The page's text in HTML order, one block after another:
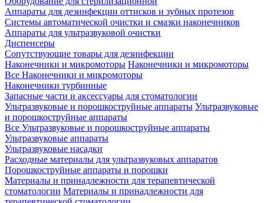
Аппараты для дезинфекции оттисков и зубных протезов
Системы автоматической очистки и смазки наконечников
Аппараты для ультразвуковой очистки
Диспенсеры
Сопутствующие товары для дезинфекции
Наконечники и микромоторы Наконечники и микромоторы
Все Наконечники и микромоторы
Наконечники турбинные
Запасные части и аксессуары для стоматологии
Ультразвуковые и порошкоструйные аппараты Ультразвуковые
и порошкоструйные аппараты
Все Ультразвуковые и порошкоструйные аппараты
Ультразвуковые аппараты
Ультразвуковые насадки
Расходные материалы для ультразвуковых аппаратов
Порошкоструйные аппараты и порошки
Материалы и принадлежности для терапевтической
стоматологии Материалы и принадлежности для